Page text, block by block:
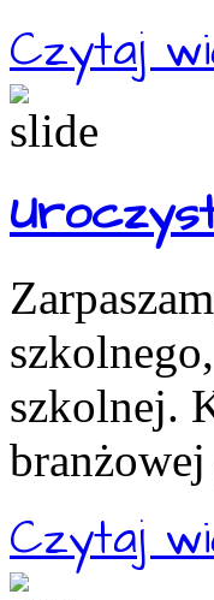
Czytaj
szkolnej.
branżowej
Czytaj